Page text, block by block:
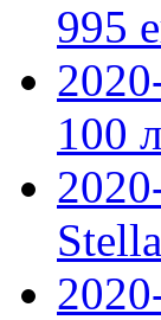
995
100